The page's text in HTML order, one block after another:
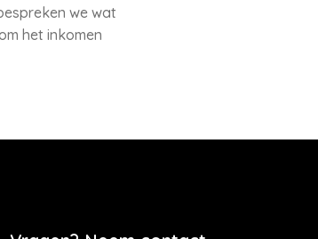
we wat
het inkomen